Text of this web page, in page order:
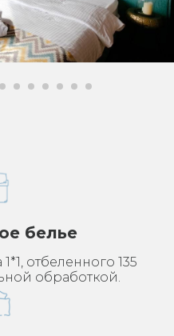
белье
отбеленного 135
обработкой.